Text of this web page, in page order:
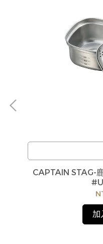
訂
商品流動性快且多個
情形，客服人員將立
無法出貨，本公司將
諒。如遇庫存不足
CAPTAIN STAG-
加